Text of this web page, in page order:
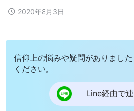
2020年8月3日
信仰上の悩みや疑問がありまし
ください。
Line経由で